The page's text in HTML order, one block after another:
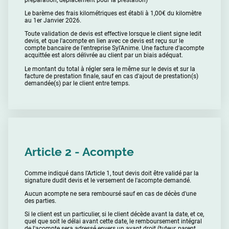
Le barème des frais kilométriques est établi à 1,00€ du kilomètre
au 1er Janvier 2026.
Toute validation de devis est effective lorsque le client signe ledit
devis, et que l'acompte en lien avec ce devis est reçu sur le
compte bancaire de l'entreprise Syl'Anime. Une facture d'acompte
acquittée est alors délivrée au client par un biais adéquat.
Le montant du total à régler sera le même sur le devis et sur la
facture de prestation finale, sauf en cas d'ajout de prestation(s)
demandée(s) par le client entre temps.
Article 2 - Acompte
Comme indiqué dans l'Article 1, tout devis doit être validé par la
signature dudit devis et le versement de l'acompte demandé.
Aucun acompte ne sera remboursé sauf en cas de décès d'une
des parties.
Si le client est un particulier, si le client décède avant la date, et ce,
quel que soit le délai avant cette date, le remboursement intégral